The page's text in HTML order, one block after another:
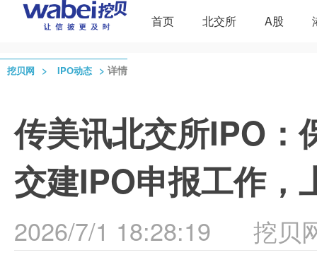
首页 北交所 A股
挖贝网 > IPO动态 > 详情
传美讯北交所IPO：
交建IPO申报工作，
2026/7/1 18:28:19 挖贝